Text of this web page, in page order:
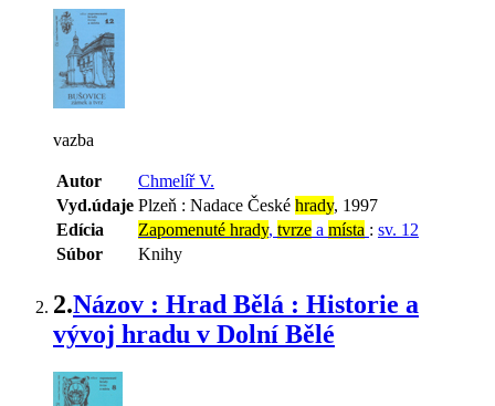
vazba
Autor
Chmelíř V.
Vyd.údaje Plzeň : Nadace České hrady, 1997
Edícia
Zapomenuté hrady, tvrze a místa : sv. 12
Súbor
Knihy
2.Názov : Hrad Bělá : Historie a
vývoj hradu v Dolní Bělé